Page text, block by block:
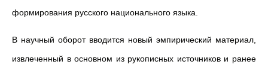
формирования русского национального языка.
В научный оборот вводится новый эмпирический материал,
извлеченный в основном из рукописных источников и ранее